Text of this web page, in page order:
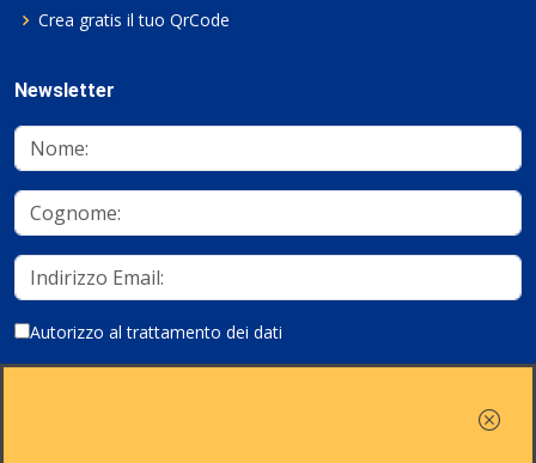
Crea gratis il tuo QrCode
Newsletter
Autorizzo al trattamento dei dati